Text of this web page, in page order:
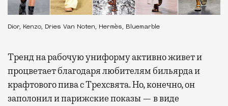
Dior, Kenzo, Dries Van Noten, Hermès, Bluemarble
Тренд на рабочую униформу активно живет и
процветает благодаря любителям бильярда и
крафтового пива с Трехсвята. Но, конечно, он
заполонил и парижские показы — в виде